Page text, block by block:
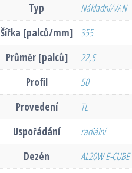
Typ
Nákladní/VAN
Šířka [palců/mm]
355
Průměr [palců]
22,5
Profil
50
Provedení
TL
Uspořádání
radiální
Dezén
AL20W E-